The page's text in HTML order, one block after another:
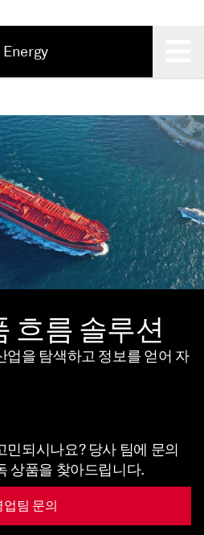
Energy
흐름 솔루션
업을 탐색하고 정보를 얻어 자
민되시나요? 당사 팀에 문의
상품을 찾아드립니다.
업팀 문의